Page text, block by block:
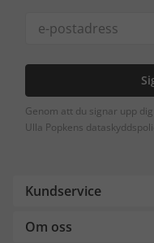
Genom att du signar upp
Ulla Popkens
Kundservice
Om oss